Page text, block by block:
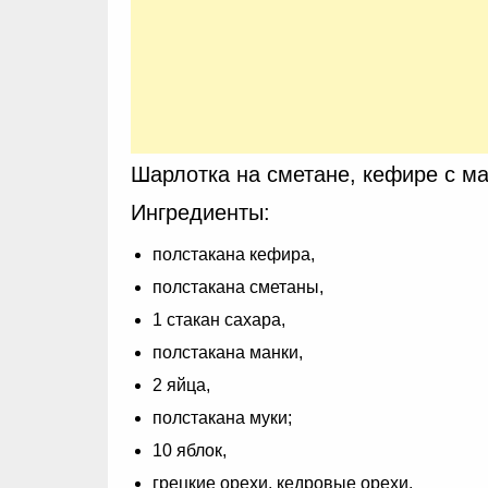
Шарлотка на сметане, кефире с
Ингредиенты:
полстакана кефира,
полстакана сметаны,
1 стакан сахара,
полстакана манки,
2 яйца,
полстакана муки;
10 яблок,
грецкие орехи, кедровые орехи,